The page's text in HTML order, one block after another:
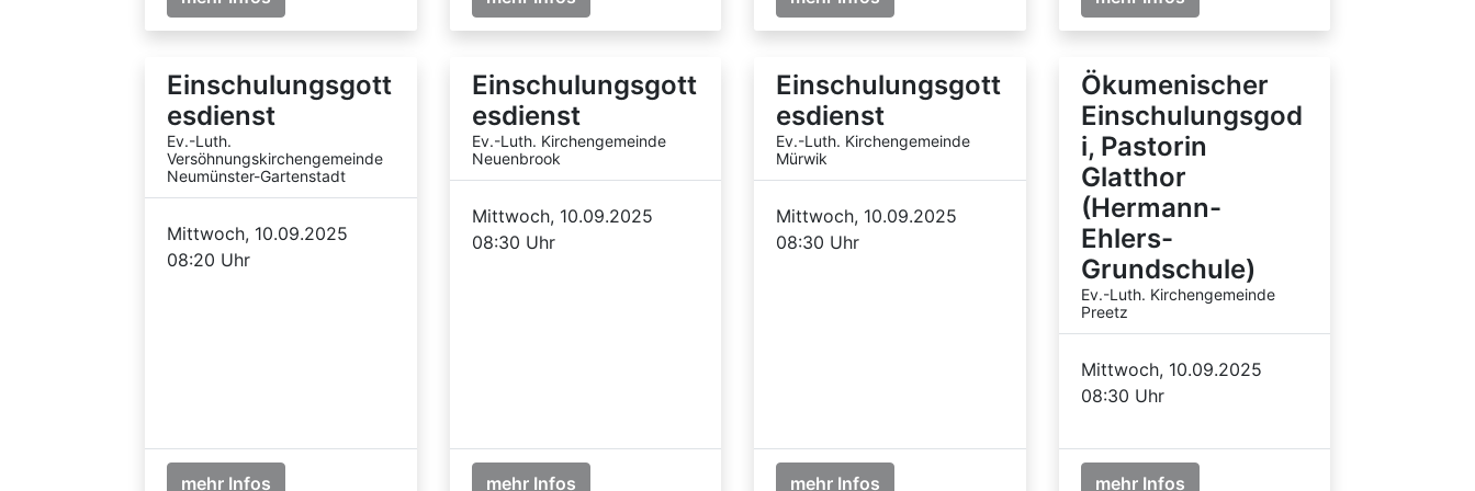
Einschulungsgott
esdienst
Ev.-Luth.
Versöhnungskirchengemeinde
Neumünster-Gartenstadt
Mittwoch, 10.09.2025
08:20 Uhr
mehr Infos
Einschulungsgott
esdienst
Ev.-Luth. Kirchengemeinde
Neuenbrook
Mittwoch, 10.09.2025
08:30 Uhr
mehr Infos
Einschulungsgott
esdienst
Ev.-Luth. Kirchengemeinde
Mürwik
Mittwoch, 10.09.2025
08:30 Uhr
mehr Infos
Ökumenischer
Einschulungsgod
i, Pastorin
Glatthor
(Hermann-
Ehlers-
Grundschule)
Ev.-Luth. Kirchengemeinde
Preetz
Mittwoch, 10.09.2025
08:30 Uhr
mehr Infos